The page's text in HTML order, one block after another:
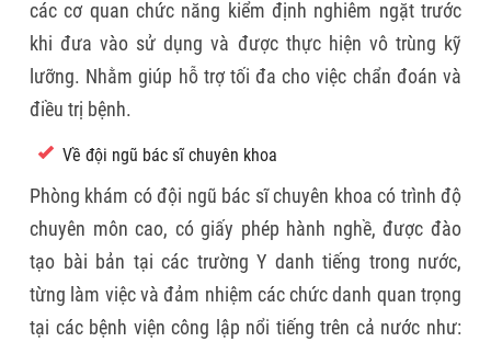
các cơ quan chức năng kiểm định nghiêm ngặt trước
khi đưa vào sử dụng và được thực hiện vô trùng kỹ
lưỡng. Nhằm giúp hỗ trợ tối đa cho việc chẩn đoán và
điều trị bệnh.
Về đội ngũ bác sĩ chuyên khoa
Phòng khám có đội ngũ bác sĩ chuyên khoa có trình độ
chuyên môn cao, có giấy phép hành nghề, được đào
tạo bài bản tại các trường Y danh tiếng trong nước,
từng làm việc và đảm nhiệm các chức danh quan trọng
tại các bệnh viện công lập nổi tiếng trên cả nước như: